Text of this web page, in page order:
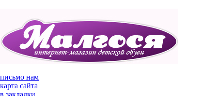
письмо нам
карта сайта
в закладки